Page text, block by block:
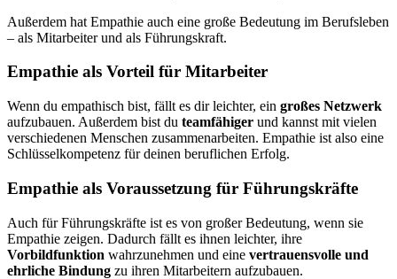
Außerdem hat Empathie auch eine große Bedeutung im Berufsleben
– als Mitarbeiter und als Führungskraft.
Empathie als Vorteil für Mitarbeiter
Wenn du empathisch bist, fällt es dir leichter, ein großes Netzwerk
aufzubauen. Außerdem bist du teamfähiger und kannst mit vielen
verschiedenen Menschen zusammenarbeiten. Empathie ist also eine
Schlüsselkompetenz für deinen beruflichen Erfolg.
Empathie als Voraussetzung für Führungskräfte
Auch für Führungskräfte ist es von großer Bedeutung, wenn sie
Empathie zeigen. Dadurch fällt es ihnen leichter, ihre
Vorbildfunktion wahrzunehmen und eine vertrauensvolle und
ehrliche Bindung zu ihren Mitarbeitern aufzubauen.